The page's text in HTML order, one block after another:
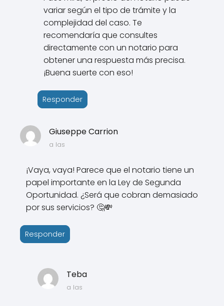
variar según el tipo de trámite y la
complejidad del caso. Te
recomendaría que consultes
directamente con un notario para
obtener una respuesta más precisa.
¡Buena suerte con eso!
Responder
Giuseppe Carrion
a las
¡Vaya, vaya! Parece que el notario tiene un
papel importante en la Ley de Segunda
Oportunidad. ¿Será que cobran demasiado
por sus servicios? 🤔💸
Responder
Teba
a las